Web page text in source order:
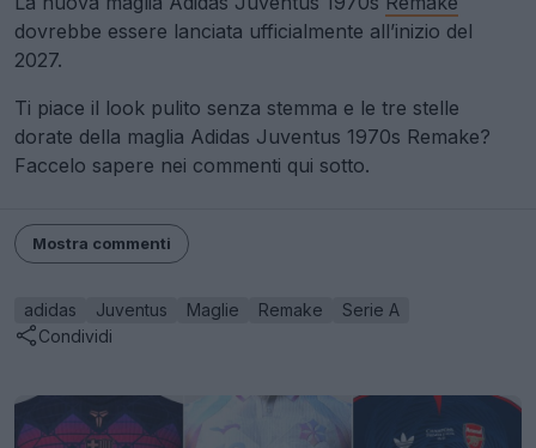
dovrebbe essere lanciata ufficialmente all’inizio del
2027.
Ti piace il look pulito senza stemma e le tre stelle
dorate della maglia Adidas Juventus 1970s Remake?
Faccelo sapere nei commenti qui sotto.
Mostra commenti
adidas Juventus Maglie Remake
Serie A
Condividi